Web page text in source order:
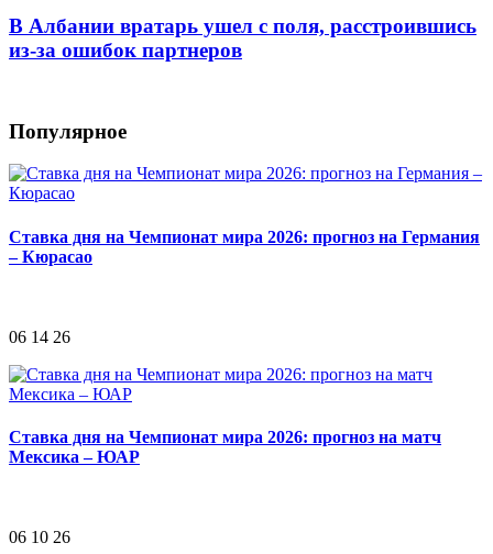
В Албании вратарь ушел с поля, расстроившись
из-за ошибок партнеров
Популярное
Ставка дня на Чемпионат мира 2026: прогноз на Германия
– Кюрасао
06 14 26
Ставка дня на Чемпионат мира 2026: прогноз на матч
Мексика – ЮАР
06 10 26